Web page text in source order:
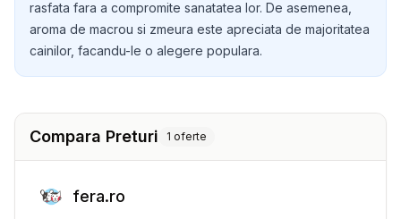
rasfata fara a compromite sanatatea lor. De asemenea,
aroma de macrou si zmeura este apreciata de majoritatea
cainilor, facandu-le o alegere populara.
Compara Preturi 1 oferte
fera.ro